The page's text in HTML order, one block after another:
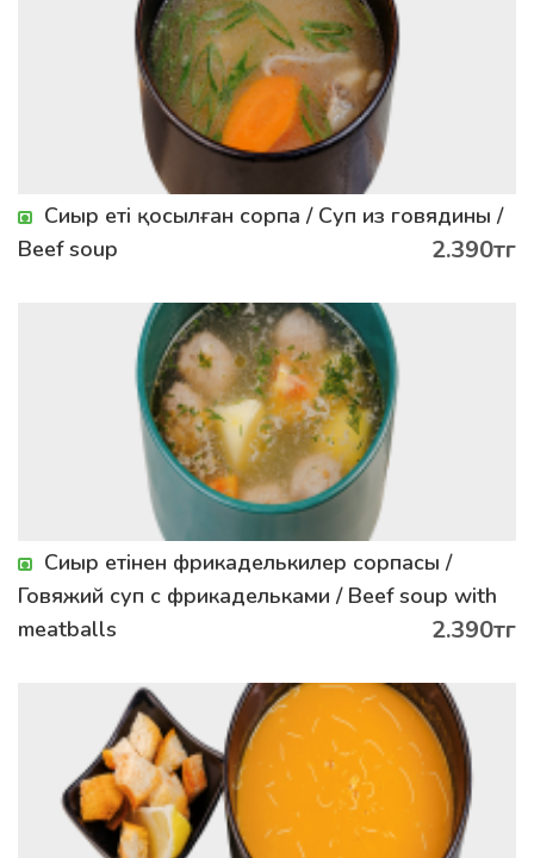
Сиыр еті қосылған сорпа / Суп из говядины /
Beef soup
2.390тг
Сиыр етінен фрикаделькилер сорпасы /
Говяжий суп с фрикадельками / Beef soup with
meatballs
2.390тг